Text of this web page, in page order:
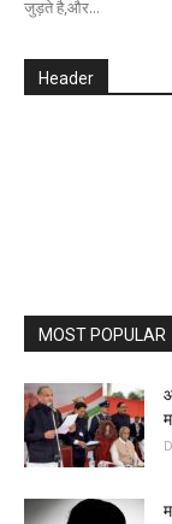
जुड़ते है,और...
Header
MOST POPULAR